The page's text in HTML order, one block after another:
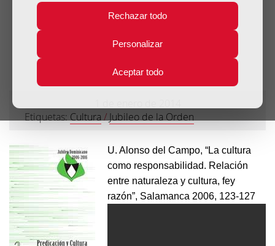
Rechazar todo
Personalizar
Aceptar todo
Inculturación y
cristianismo.
Etiquetas: Cultura / Jubileo de la Orden
U. Alonso del Campo, “La cultura
como responsabilidad. Relación
entre naturaleza y cultura, fey
razón”, Salamanca 2006, 123-127